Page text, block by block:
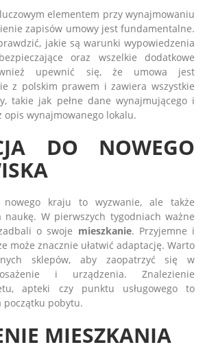
elementem przy wynajmowaniu
zapisów umowy jest fundamentalne.
jakie są warunki wypowiedzenia
oraz wszelkie dodatkowe
upewnić się, że umowa jest
z polskim prawem i zawiera wszystkie
takie jak pełne dane wynajmującego i
opis wynajmowanego lokalu.
DO NOWEGO
nowego kraju to wyzwanie, ale także
naukę. W pierwszych tygodniach ważne
o swoje mieszkanie. Przyjemne i
może znacznie ułatwić adaptację. Warto
sklepów, aby zaopatrzyć się w
i urządzenia. Znalezienie
apteki czy punktu usługowego to
pobytu.
MIESZKANIA